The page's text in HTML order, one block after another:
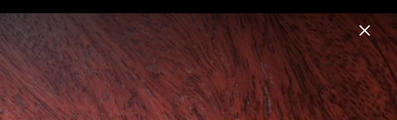
Menu
Beyond